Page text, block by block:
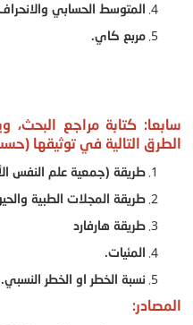
المتوسط الحسابي
مربع كاي.
سابعا: كتابة مراجع
الطرق التالية في توثيقها
طريقة (جمعية علم النفس
طريقة المجلات الطبية
طريقة هارفارد
المئيات.
نسبة الخطر او الخطر النسبي.
المصادر: